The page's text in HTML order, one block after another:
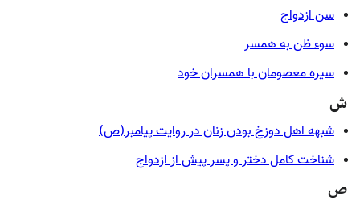
سن ازدواج
سوء ظن به همسر
سیره معصومان با همسران خود
ش
شبهه اهل دوزخ بودن زنان در روایت پیامبر(ص)
شناخت کامل دختر و پسر پیش از ازدواج
ص